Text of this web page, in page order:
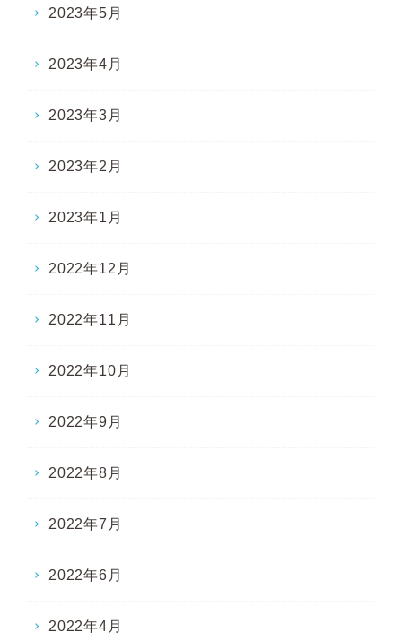
2023年5月
2023年4月
2023年3月
2023年2月
2023年1月
2022年12月
2022年11月
2022年10月
2022年9月
2022年8月
2022年7月
2022年6月
2022年4月